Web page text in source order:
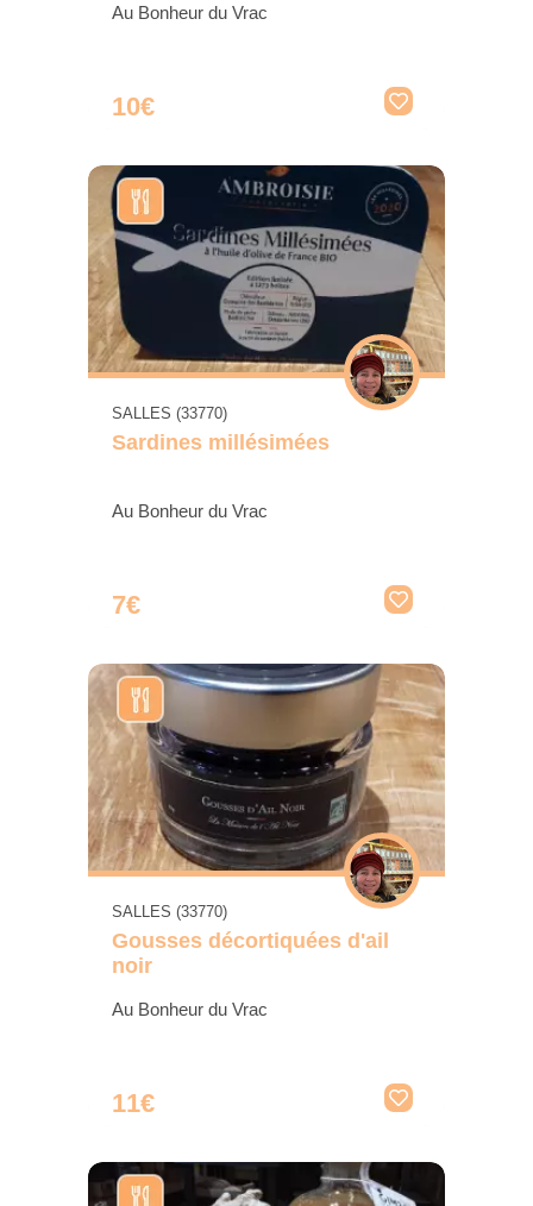
Au Bonheur du Vrac
10€
SALLES (33770)
Sardines millésimées
Au Bonheur du Vrac
7€
SALLES (33770)
Gousses décortiquées d'ail
noir
Au Bonheur du Vrac
11€